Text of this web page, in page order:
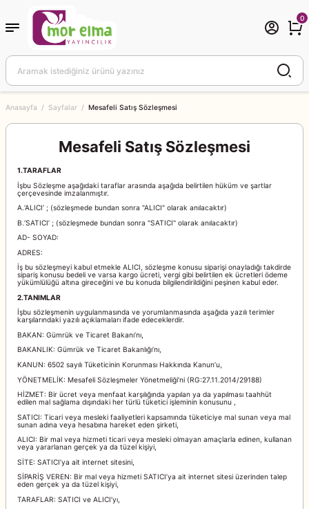
0
Anasayfa Sayfalar Mesafeli Satış Sözleşmesi
Mesafeli Satış Sözleşmesi
1.TARAFLAR
İşbu Sözleşme aşağıdaki taraflar arasında aşağıda belirtilen hüküm ve şartlar
çerçevesinde imzalanmıştır.
A.‘ALICI’ ; (sözleşmede bundan sonra "ALICI" olarak anılacaktır)
B.‘SATICI’ ; (sözleşmede bundan sonra "SATICI" olarak anılacaktır)
AD- SOYAD:
ADRES:
İş bu sözleşmeyi kabul etmekle ALICI, sözleşme konusu siparişi onayladığı takdirde
sipariş konusu bedeli ve varsa kargo ücreti, vergi gibi belirtilen ek ücretleri ödeme
yükümlülüğü altına gireceğini ve bu konuda bilgilendirildiğini peşinen kabul eder.
2.TANIMLAR
İşbu sözleşmenin uygulanmasında ve yorumlanmasında aşağıda yazılı terimler
karşılarındaki yazılı açıklamaları ifade edeceklerdir.
BAKAN: Gümrük ve Ticaret Bakanı’nı,
BAKANLIK: Gümrük ve Ticaret Bakanlığı’nı,
KANUN: 6502 sayılı Tüketicinin Korunması Hakkında Kanun’u,
YÖNETMELİK: Mesafeli Sözleşmeler Yönetmeliği’ni (RG:27.11.2014/29188)
HİZMET: Bir ücret veya menfaat karşılığında yapılan ya da yapılması taahhüt
edilen mal sağlama dışındaki her türlü tüketici işleminin konusunu ,
SATICI: Ticari veya mesleki faaliyetleri kapsamında tüketiciye mal sunan veya mal
sunan adına veya hesabına hareket eden şirketi,
ALICI: Bir mal veya hizmeti ticari veya mesleki olmayan amaçlarla edinen, kullanan
veya yararlanan gerçek ya da tüzel kişiyi,
SİTE: SATICI’ya ait internet sitesini,
SİPARİŞ VEREN: Bir mal veya hizmeti SATICI’ya ait internet sitesi üzerinden talep
eden gerçek ya da tüzel kişiyi,
TARAFLAR: SATICI ve ALICI’yı,
Kitapları
Kitaplarımız
Serisi
Hikaye Kitapları
Hediye Çekli Kitaplar
Öncesi Eğitim Setleri
Öncesi Eğitim Setleri
Eğitim Setleri
Eğitim Seti